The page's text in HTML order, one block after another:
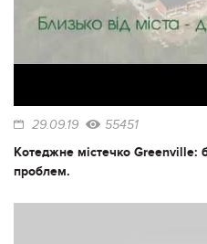
29.09.19 55451
Котеджне містечко Greenville:
проблем.